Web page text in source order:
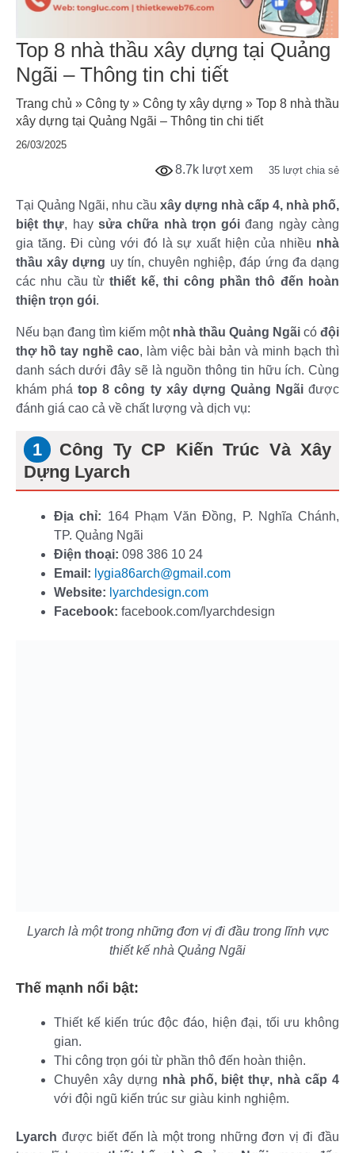
Top 8 nhà thầu xây dựng tại Quảng
Ngãi – Thông tin chi tiết
Trang chủ » Công ty » Công ty xây dựng » Top 8 nhà thầu
xây dựng tại Quảng Ngãi – Thông tin chi tiết
26/03/2025
8.7k lượt xem 35 lượt chia sẻ
Tại Quảng Ngãi, nhu cầu xây dựng nhà cấp 4, nhà phố,
biệt thự, hay sửa chữa nhà trọn gói đang ngày càng
gia tăng. Đi cùng với đó là sự xuất hiện của nhiều nhà
thầu xây dựng uy tín, chuyên nghiệp, đáp ứng đa dạng
các nhu cầu từthiết kế, thi công phần thô đến hoàn
thiện trọn gói.
Nếu bạn đang tìm kiếm một nhà thầu Quảng Ngãi có đội
thợ hồ tay nghề cao, làm việc bài bản và minh bạch thì
danh sách dưới đây sẽ là nguồn thông tin hữu ích. Cùng
khám phátop 8 công ty xây dựng Quảng Ngãiđược
đánh giá cao cả về chất lượng và dịch vụ:
Công Ty CP Kiến Trúc Và Xây
Dựng Lyarch
Địa chỉ: 164 Phạm Văn Đồng, P. Nghĩa Chánh,
TP. Quảng Ngãi
Điện thoại: 098 386 10 24
Email: lygia86arch@gmail.com
Website: lyarchdesign.com
Facebook: facebook.com/lyarchdesign
Lyarch là một trong những đơn vị đi đầu trong lĩnh vực
thiết kế nhà Quảng Ngãi
Thế mạnh nổi bật:
Thiết kế kiến trúc độc đáo, hiện đại, tối ưu không
gian.
Thi công trọn gói từ phần thô đến hoàn thiện.
Chuyên xây dựng nhà phố, biệt thự, nhà cấp 4
với đội ngũ kiến trúc sư giàu kinh nghiệm.
Lyarch được biết đến là một trong những đơn vị đi đầu